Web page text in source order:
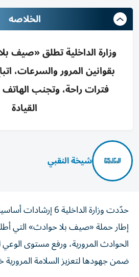
الخلاصه
وزارة الداخلية تطلق «صيف
بقوانين المرور والسرعات،
فترات راحة، وتجنب الهاتف
القيادة
شيخة النقبي
حدّدت وزارة الداخلية
إطار حملة «صيف بلا حوادث» التي
الحوادث المرورية، ورفع مستوى
ضمن جهودها لتعزيز السلامة